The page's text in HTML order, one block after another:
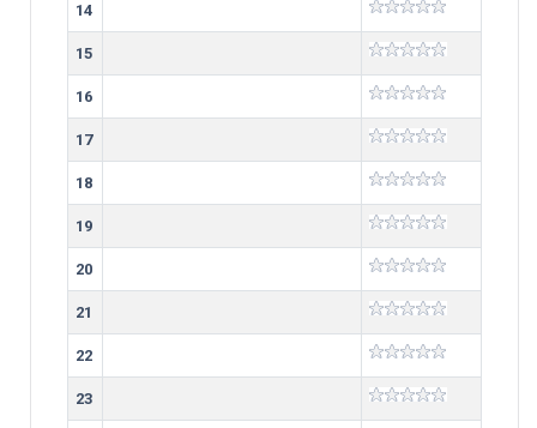
14
15
16
17
18
19
20
21
22
23